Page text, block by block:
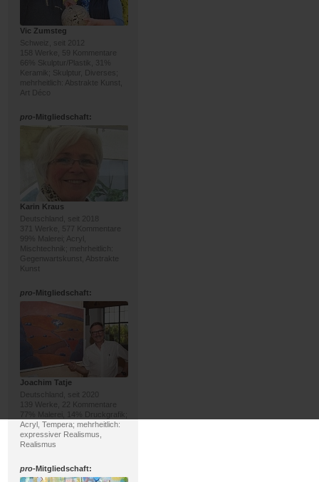
Vic Zumsteg
Schweiz, seit 2012
158 Werke, 59 Kommentare
66% Skulptur/Plastik, 31%
Keramik; Skulptur, Diverses;
mehrheitlich: Abstrakte Kunst,
Art Déco
pro-Mitgliedschaft:
Karin Kraus
Deutschland, seit 2018
371 Werke, 577 Kommentare
99% Malerei; Acryl,
Mischtechnik; mehrheitlich:
Gegenwartskunst, Abstrakte
Kunst
pro-Mitgliedschaft:
Joachim Tatje
Deutschland, seit 2020
139 Werke, 22 Kommentare
77% Malerei, 14% Druckgrafik;
Acryl, Tempera; mehrheitlich:
expressiver Realismus,
Realismus
pro-Mitgliedschaft: